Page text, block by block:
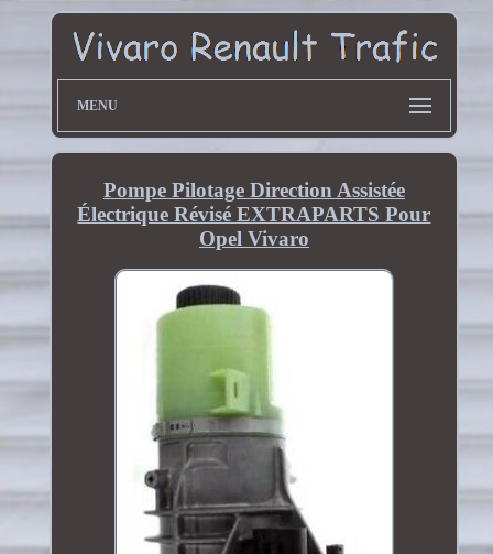
MENU
Pompe Pilotage Direction Assistée
Électrique Révisé EXTRAPARTS Pour
Opel Vivaro